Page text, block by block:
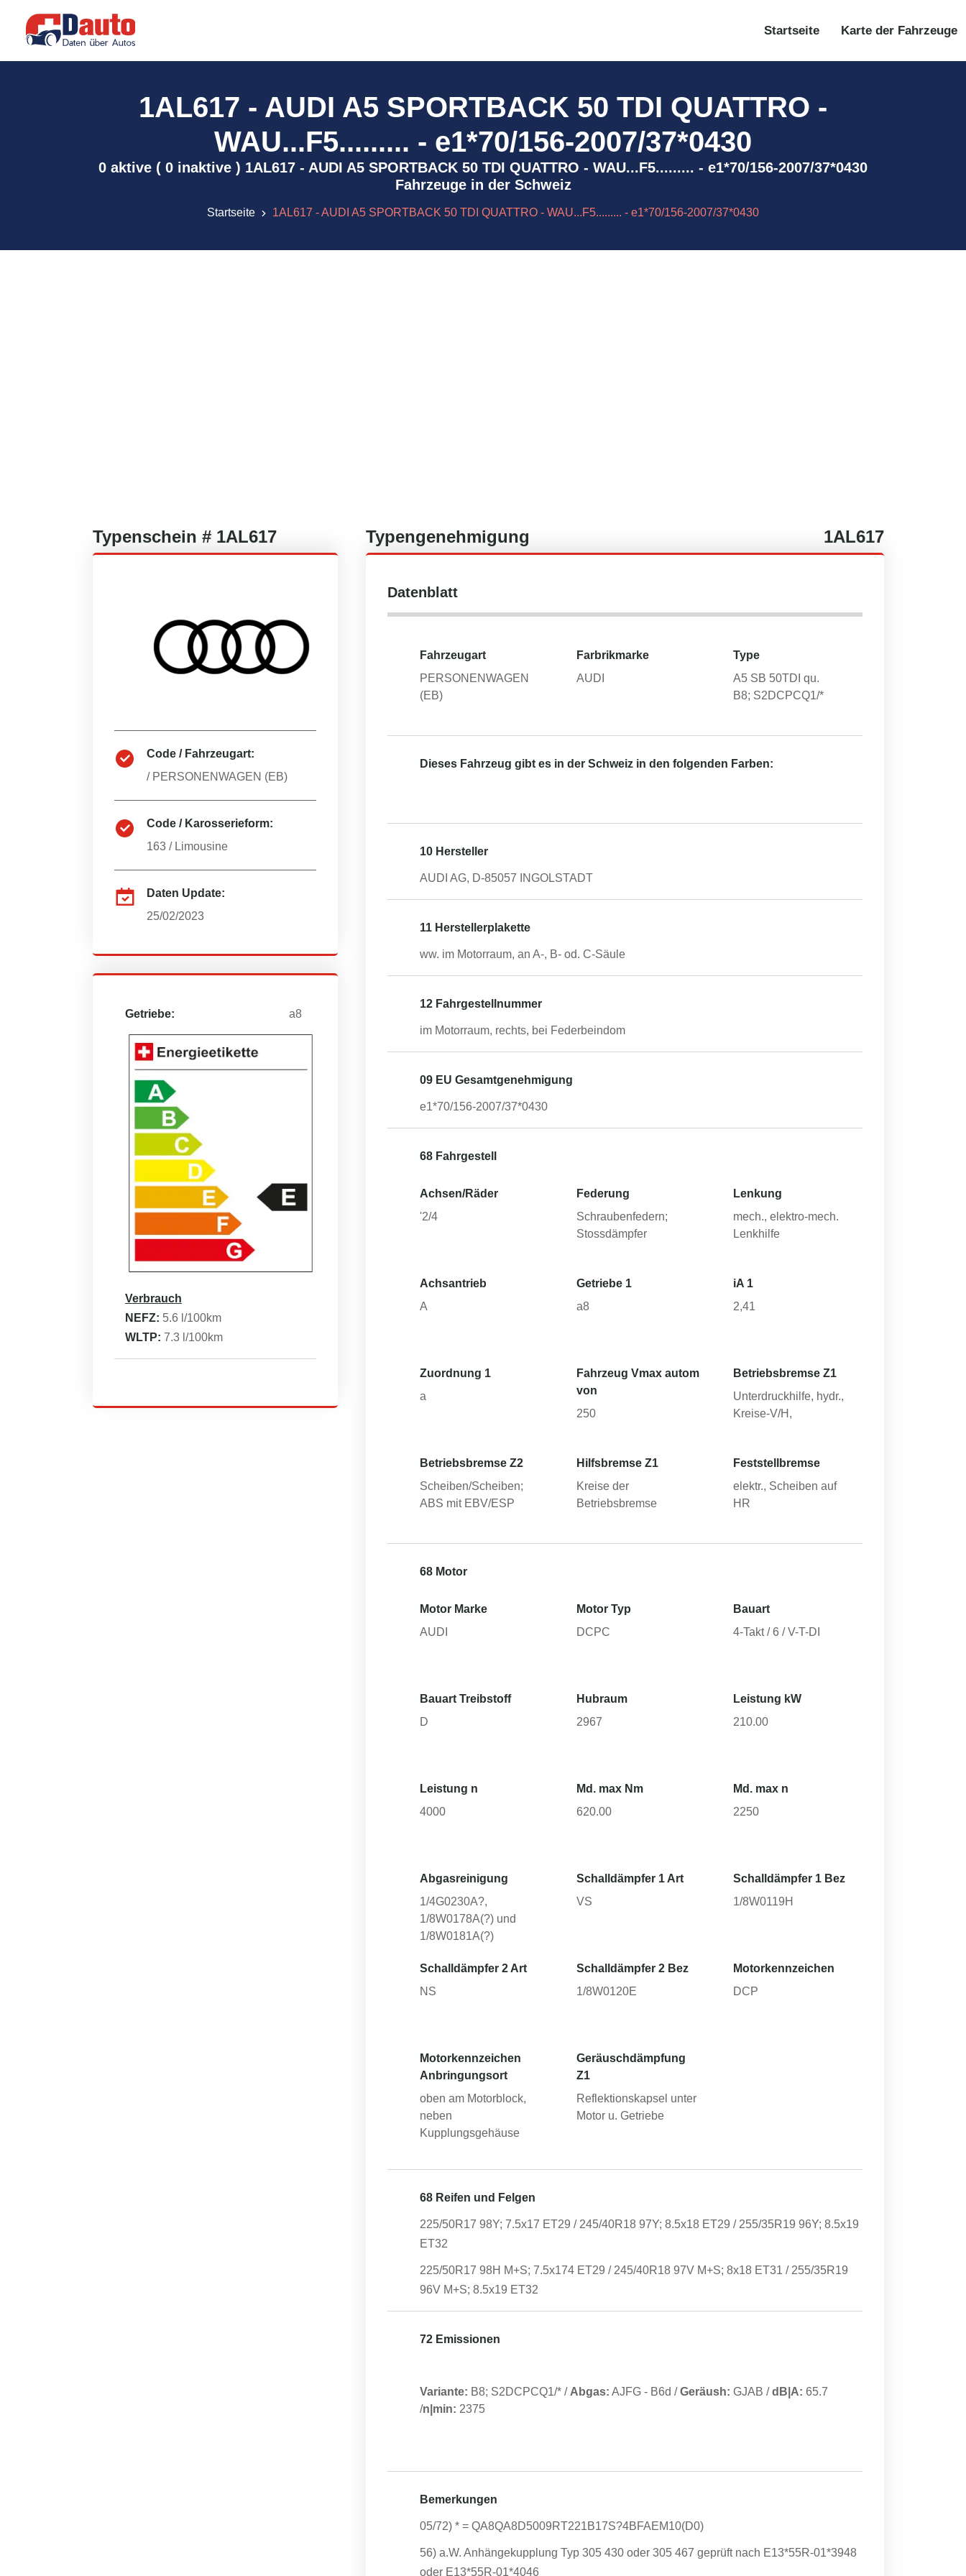
Startseite Karte der Fahrzeuge
1AL617 - AUDI A5 SPORTBACK 50 TDI QUATTRO -
WAU...F5......... - e1*70/156-2007/37*0430
0 aktive ( 0 inaktive ) 1AL617 - AUDI A5 SPORTBACK 50 TDI QUATTRO - WAU...F5......... - e1*70/156-2007/37*0430
Fahrzeuge in der Schweiz
Startseite 1AL617 - AUDI A5 SPORTBACK 50 TDI QUATTRO - WAU...F5......... - e1*70/156-2007/37*0430
Typenschein # 1AL617
Code / Fahrzeugart:
/ PERSONENWAGEN (EB)
Code / Karosserieform:
163 / Limousine
Daten Update:
25/02/2023
Getriebe: a8
Verbrauch
NEFZ: 5.6 l/100km
WLTP: 7.3 l/100km
Typengenehmigung 1AL617
Datenblatt
Fahrzeugart
PERSONENWAGEN
(EB)
Farbrikmarke
AUDI
Type
A5 SB 50TDI qu.
B8; S2DCPCQ1/*
Dieses Fahrzeug gibt es in der Schweiz in den folgenden Farben:
10 Hersteller
AUDI AG, D-85057 INGOLSTADT
11 Herstellerplakette
ww. im Motorraum, an A-, B- od. C-Säule
12 Fahrgestellnummer
im Motorraum, rechts, bei Federbeindom
09 EU Gesamtgenehmigung
e1*70/156-2007/37*0430
68 Fahrgestell
Achsen/Räder
'2/4
Federung
Schraubenfedern;
Stossdämpfer
Lenkung
mech., elektro-mech.
Lenkhilfe
Achsantrieb
A
Getriebe 1
a8
iA 1
2,41
Zuordnung 1
a
Fahrzeug Vmax autom
von
250
Betriebsbremse Z1
Unterdruckhilfe, hydr.,
Kreise-V/H,
Betriebsbremse Z2
Scheiben/Scheiben;
ABS mit EBV/ESP
Hilfsbremse Z1
Kreise der
Betriebsbremse
Feststellbremse
elektr., Scheiben auf
HR
68 Motor
Motor Marke
AUDI
Motor Typ
DCPC
Bauart
4-Takt / 6 / V-T-DI
Bauart Treibstoff
D
Hubraum
2967
Leistung kW
210.00
Leistung n
4000
Md. max Nm
620.00
Md. max n
2250
Abgasreinigung
1/4G0230A?,
1/8W0178A(?) und
1/8W0181A(?)
Schalldämpfer 1 Art
VS
Schalldämpfer 1 Bez
1/8W0119H
Schalldämpfer 2 Art
NS
Schalldämpfer 2 Bez
1/8W0120E
Motorkennzeichen
DCP
Motorkennzeichen
Anbringungsort
oben am Motorblock,
neben
Kupplungsgehäuse
Geräuschdämpfung
Z1
Reflektionskapsel unter
Motor u. Getriebe
68 Reifen und Felgen
225/50R17 98Y; 7.5x17 ET29 / 245/40R18 97Y; 8.5x18 ET29 / 255/35R19 96Y; 8.5x19
ET32
225/50R17 98H M+S; 7.5x174 ET29 / 245/40R18 97V M+S; 8x18 ET31 / 255/35R19
96V M+S; 8.5x19 ET32
72 Emissionen
Variante: B8; S2DCPCQ1/* / Abgas: AJFG - B6d /Geräush: GJAB /dB|A: 65.7
/n|min: 2375
Bemerkungen
05/72) * = QA8QA8D5009RT221B17S?4BFAEM10(D0)
56) a.W. Anhängekupplung Typ 305 430 oder 305 467 geprüft nach E13*55R-01*3948
oder E13*55R-01*4046